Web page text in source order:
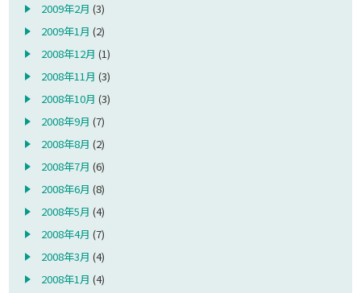
2009年2月 (3)
2009年1月 (2)
2008年12月 (1)
2008年11月 (3)
2008年10月 (3)
2008年9月 (7)
2008年8月 (2)
2008年7月 (6)
2008年6月 (8)
2008年5月 (4)
2008年4月 (7)
2008年3月 (4)
2008年1月 (4)